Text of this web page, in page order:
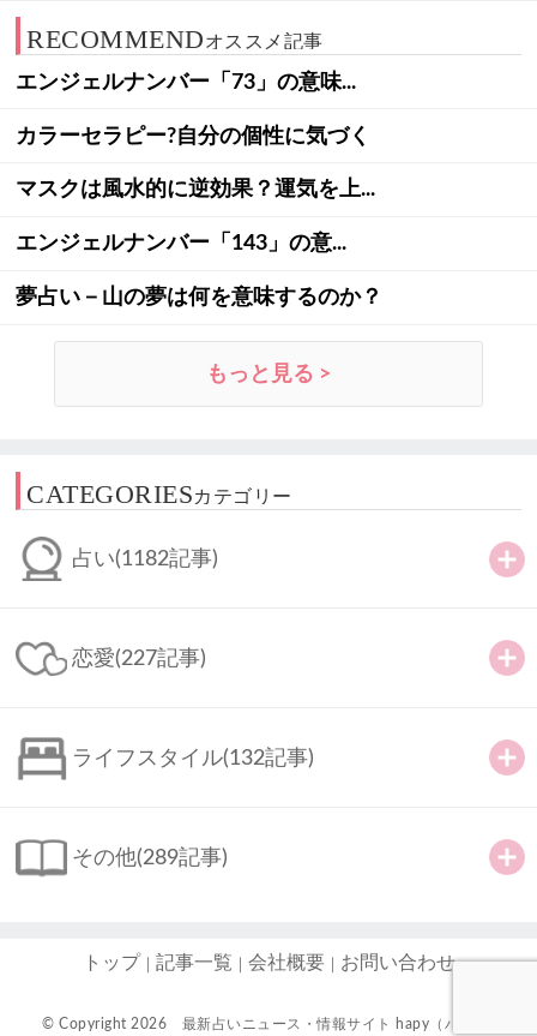
RECOMMENDオススメ記事
エンジェルナンバー「73」の意味...
カラーセラピー?自分の個性に気づく
マスクは風水的に逆効果？運気を上...
エンジェルナンバー「143」の意...
夢占い－山の夢は何を意味するのか？
もっと見る >
CATEGORIESカテゴリー
占い(1182記事)
恋愛(227記事)
ライフスタイル(132記事)
その他(289記事)
トップ 記事一覧 会社概要 お問い合わせ
© Copyright 2026 最新占いニュース・情報サイト hapy（ハピ）-